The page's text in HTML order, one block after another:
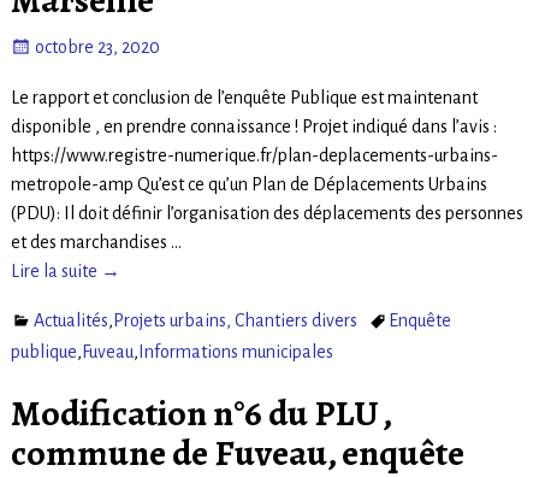
octobre 23, 2020
Le rapport et conclusion de l’enquête Publique est maintenant
disponible , en prendre connaissance ! Projet indiqué dans l’avis :
https://www.registre-numerique.fr/plan-deplacements-urbains-
metropole-amp Qu’est ce qu’un Plan de Déplacements Urbains
(PDU): Il doit définir l’organisation des déplacements des personnes
et des marchandises …
Lire la suite →
Actualités, Projets urbains, Chantiers divers
Enquête
publique, Fuveau, Informations municipales
Modification n°6 du PLU ,
commune de Fuveau, enquête